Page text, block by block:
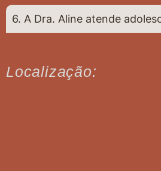
6. A Dra. Aline atende
Localização: